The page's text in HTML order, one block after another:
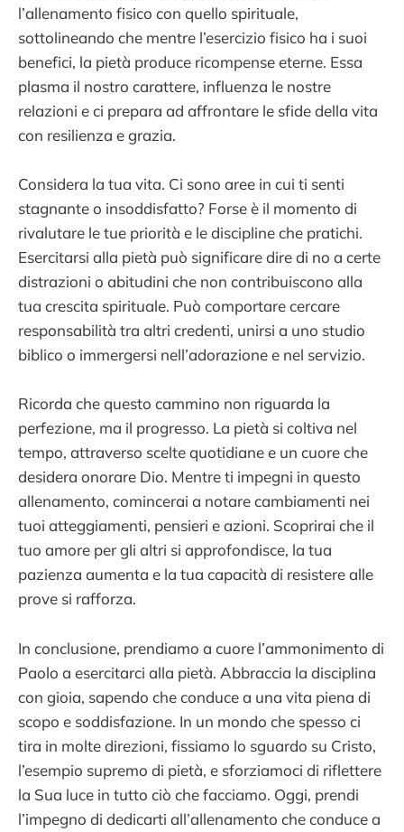
l’allenamento fisico con quello spirituale,
sottolineando che mentre l’esercizio fisico ha i suoi
benefici, la pietà produce ricompense eterne. Essa
plasma il nostro carattere, influenza le nostre
relazioni e ci prepara ad affrontare le sfide della vita
con resilienza e grazia.
Considera la tua vita. Ci sono aree in cui ti senti
stagnante o insoddisfatto? Forse è il momento di
rivalutare le tue priorità e le discipline che pratichi.
Esercitarsi alla pietà può significare dire di no a certe
distrazioni o abitudini che non contribuiscono alla
tua crescita spirituale. Può comportare cercare
responsabilità tra altri credenti, unirsi a uno studio
biblico o immergersi nell’adorazione e nel servizio.
Ricorda che questo cammino non riguarda la
perfezione, ma il progresso. La pietà si coltiva nel
tempo, attraverso scelte quotidiane e un cuore che
desidera onorare Dio. Mentre ti impegni in questo
allenamento, comincerai a notare cambiamenti nei
tuoi atteggiamenti, pensieri e azioni. Scoprirai che il
tuo amore per gli altri si approfondisce, la tua
pazienza aumenta e la tua capacità di resistere alle
prove si rafforza.
In conclusione, prendiamo a cuore l’ammonimento di
Paolo a esercitarci alla pietà. Abbraccia la disciplina
con gioia, sapendo che conduce a una vita piena di
scopo e soddisfazione. In un mondo che spesso ci
tira in molte direzioni, fissiamo lo sguardo su Cristo,
l’esempio supremo di pietà, e sforziamoci di riflettere
la Sua luce in tutto ciò che facciamo. Oggi, prendi
l’impegno di dedicarti all’allenamento che conduce a